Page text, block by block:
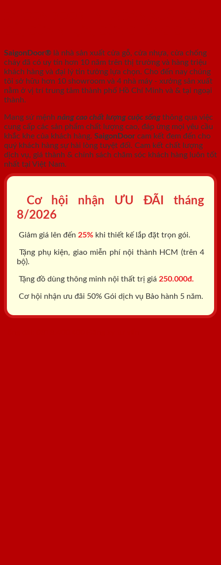
SaigonDoor® là nhà sản xuất cửa gỗ, cửa nhựa, cửa chống
cháy đã có uy tín hơn 10 năm trên thị trường và hàng triệu
khách hàng và đại lý tin tưởng lựa chọn. Cho đến nay chúng
tôi sở hữu hơn 10 showroom và 4 nhà máy - xưởng sản xuất
nằm ở vị trí trung tâm thành phố Hồ Chí Minh và & tại ngoại
thành.
Mang sứ mệnh nâng cao chất lượng cuộc sống thông qua việc
cung cấp các sản phẩm chất lượng cao, đáp ứng mọi yêu cầu
khắc khe của khách hàng. SaigonDoor cam kết đem đến cho
quý khách hàng sự hài lòng tuyệt đối. Cam kết chất lượng
dịch vụ, giá thành & chính sách chăm sóc khách hàng luôn tốt
nhất tại Việt Nam.
Cơ hội nhận ƯU ĐÃI tháng
8/2026
Giảm giá lên đến 25% khi thiết kế lắp đặt trọn gói.
Tặng phụ kiện, giao miễn phí nội thành HCM (trên 4
bộ).
Tặng đồ dùng thông minh nội thất trị giá 250.000đ.
Cơ hội nhận ưu đãi 50% Gói dịch vụ Bảo hành 5 năm.